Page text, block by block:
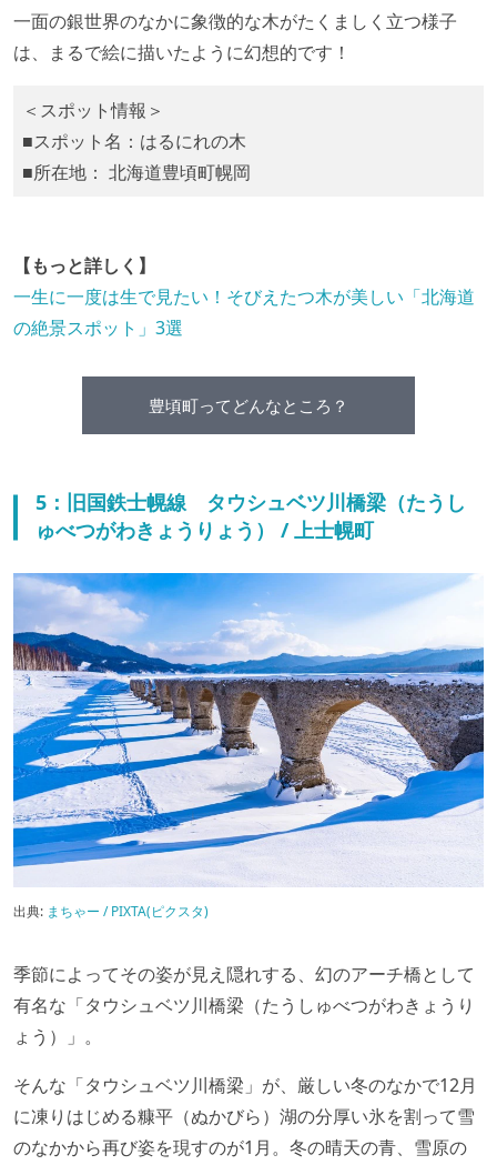
一面の銀世界のなかに象徴的な木がたくましく立つ様子
は、まるで絵に描いたように幻想的です！
＜スポット情報＞
■スポット名：はるにれの木
■所在地： 北海道豊頃町幌岡
【もっと詳しく】
一生に一度は生で見たい！そびえたつ木が美しい「北海道
の絶景スポット」3選
豊頃町ってどんなところ？
5：旧国鉄士幌線 タウシュベツ川橋梁（たうし
ゅべつがわきょうりょう） / 上士幌町
出典: まちゃー / PIXTA(ピクスタ)
季節によってその姿が見え隠れする、幻のアーチ橋として
有名な「タウシュベツ川橋梁（たうしゅべつがわきょうり
ょう）」。
そんな「タウシュベツ川橋梁」が、厳しい冬のなかで12月
に凍りはじめる糠平（ぬかびら）湖の分厚い氷を割って雪
のなかから再び姿を現すのが1月。冬の晴天の青、雪原の